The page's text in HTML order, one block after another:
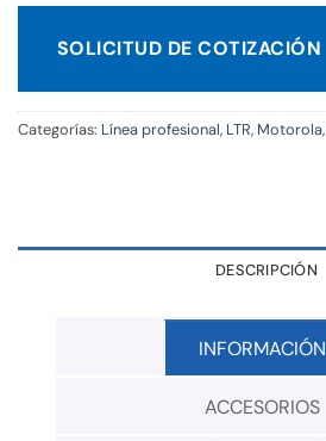
SOLICITUD DE COTIZACIÓN
Categorías: Línea profesional, LTR, Motorola,
DESCRIPCIÓN
INFORMACIÓN
ACCESORIOS